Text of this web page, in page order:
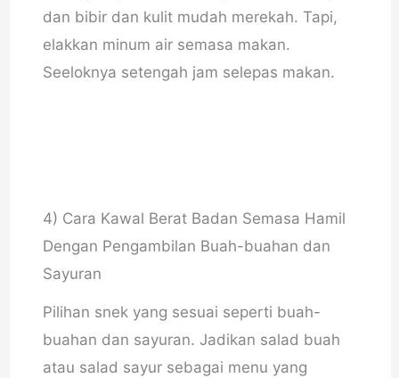
dan bibir dan kulit mudah merekah. Tapi,
elakkan minum air semasa makan.
Seeloknya setengah jam selepas makan.
4) Cara Kawal Berat Badan Semasa Hamil
Dengan Pengambilan Buah-buahan dan
Sayuran
Pilihan snek yang sesuai seperti buah-
buahan dan sayuran. Jadikan salad buah
atau salad sayur sebagai menu yang